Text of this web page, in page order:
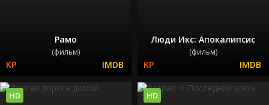
Рамо
(фильм)
Люди Икс: Апокалипсис
(фильм)
HD HD